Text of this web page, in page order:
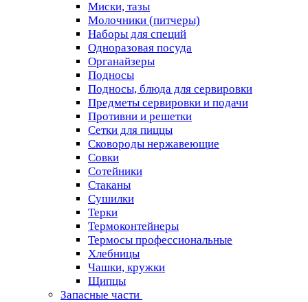
Миски, тазы
Молочники (питчеры)
Наборы для специй
Одноразовая посуда
Органайзеры
Подносы
Подносы, блюда для сервировки
Предметы сервировки и подачи
Противни и решетки
Сетки для пиццы
Сковороды нержавеющие
Совки
Сотейники
Стаканы
Сушилки
Терки
Термоконтейнеры
Термосы профессиональные
Хлебницы
Чашки, кружки
Щипцы
Запасные части